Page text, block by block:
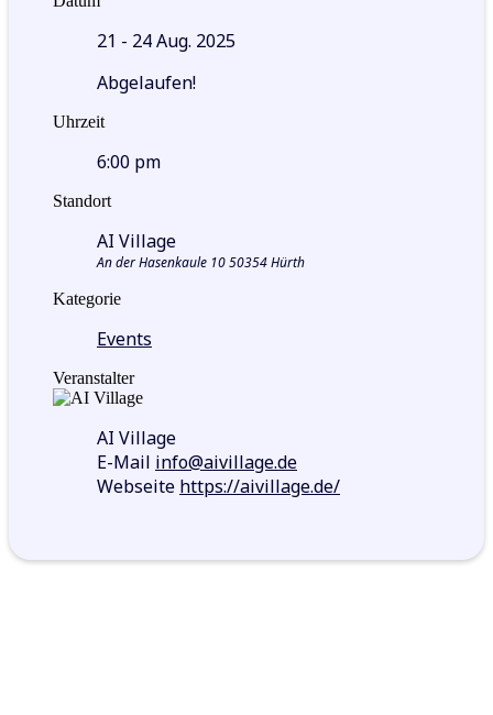
21 - 24 Aug. 2025
Abgelaufen!
Uhrzeit
6:00 pm
Standort
AI Village
An der Hasenkaule 10 50354 Hürth
Kategorie
Events
Veranstalter
AI Village
E-Mail info@aivillage.de
Webseite https://aivillage.de/